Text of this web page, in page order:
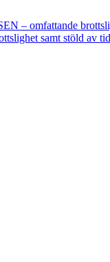
– omfattande
samt stöld av